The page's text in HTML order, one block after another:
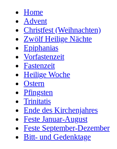
Home
Advent
Christfest (Weihnachten)
Zwölf Heilige Nächte
Epiphanias
Vorfastenzeit
Fastenzeit
Heilige Woche
Ostern
Pfingsten
Trinitatis
Ende des Kirchenjahres
Feste Januar-August
Feste September-Dezember
Bitt- und Gedenktage